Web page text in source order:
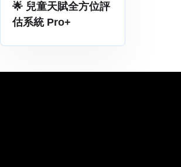
🌟 兒童天賦全方位評
估系統 Pro+